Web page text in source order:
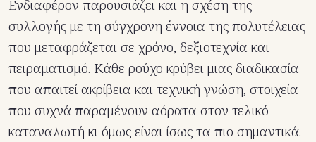
Ενδιαφέρον παρουσιάζει και η σχέση της
συλλογής με τη σύγχρονη έννοια της πολυτέλειας
που μεταφράζεται σε χρόνο, δεξιοτεχνία και
πειραματισμό. Κάθε ρούχο κρύβει μιας διαδικασία
που απαιτεί ακρίβεια και τεχνική γνώση, στοιχεία
που συχνά παραμένουν αόρατα στον τελικό
καταναλωτή κι όμως είναι ίσως τα πιο σημαντικά.